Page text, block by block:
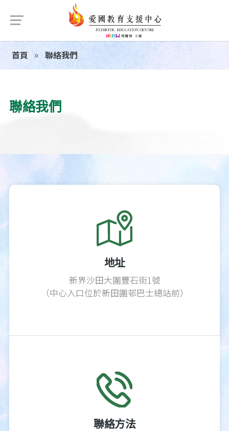
首頁 聯絡我們
聯絡我們
地址
新界沙田大圍豐石街1號
（中心入口位於新田圍邨巴士總站前）
聯絡方法